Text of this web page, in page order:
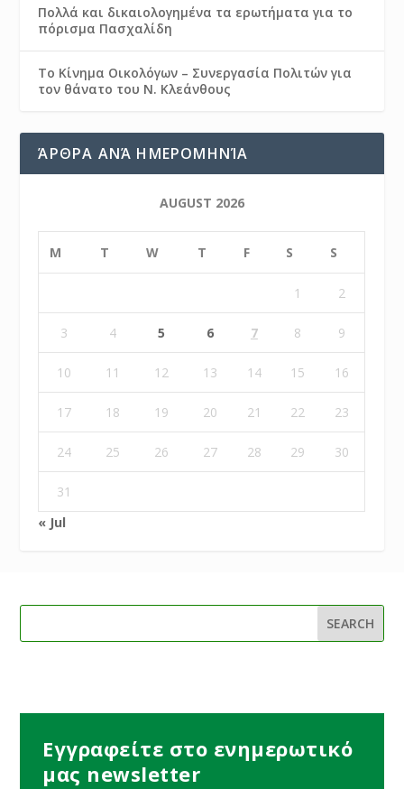
Πολλά και δικαιολογημένα τα ερωτήματα για το
πόρισμα Πασχαλίδη
Το Κίνημα Οικολόγων – Συνεργασία Πολιτών για
τον θάνατο του Ν. Κλεάνθους
ΆΡΘΡΑ ΑΝΆ ΗΜΕΡΟΜΗΝΊΑ
AUGUST 2026
M T W T F S S
1 2
3 4 5 6 7 8 9
10 11 12 13 14 15 16
17 18 19 20 21 22 23
24 25 26 27 28 29 30
31
« Jul
Εγγραφείτε στο ενημερωτικό
μας newsletter